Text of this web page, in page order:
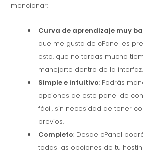
mencionar:
Curva de aprendizaje muy
que me gusta de cPanel es
esto, que no tardas mucho
manejarte dentro de la interfaz.
Simple e intuitivo: Podrás
opciones de este panel de
fácil, sin necesidad de tener
previos.
Completo: Desde cPanel
todas las opciones de tu